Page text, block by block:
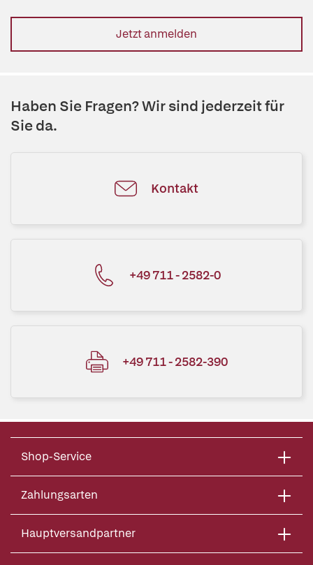
Jetzt anmelden
Haben Sie Fragen? Wir sind jederzeit für
Sie da.
Kontakt
+49 711 - 2582-0
+49 711 - 2582-390
Shop-Service
Zahlungsarten
Hauptversandpartner